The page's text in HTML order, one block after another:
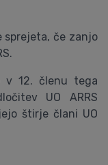
sprejeta, če zanjo
v 12. členu tega
UO ARRS
štirje člani UO